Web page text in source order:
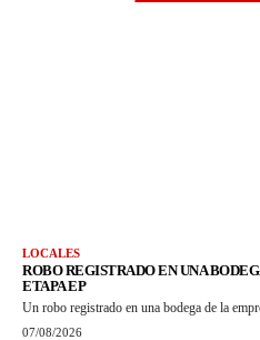
LOCALES
ROBO REGISTRADO EN UNA
ETAPA EP
Un robo registrado en una bodega de la
07/08/2026